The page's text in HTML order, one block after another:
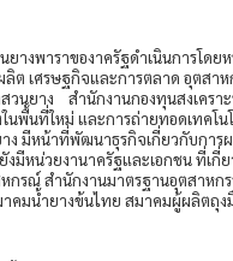
างพาราของาครัฐดำเนินการโด
ต เศรษฐกิจและการตลาด อุตสา
วนยาง สำนักงานกองทุนสงเคร
นพื้นที่ใหม่ และการถ่ายทอดเทคโ
าง มีหน้าที่พัฒนาธุรกิจเกี่ยวกับกา
งมีหน่วยงานาครัฐและเอกชน ที่เ
หกรณ์ สำนักงานมาตรฐานอุตสาห
คมน้ำยางข้นไทย สมาคมผู้ผลิตถุ